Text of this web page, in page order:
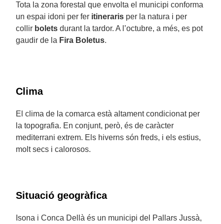
Tota la zona forestal que envolta el municipi conforma
un espai idoni per fer itineraris per la natura i per
collir bolets durant la tardor. A l’octubre, a més, es pot
gaudir de la Fira Boletus.
Clima
El clima de la comarca està altament condicionat per
la topografia. En conjunt, però, és de caràcter
mediterrani extrem. Els hiverns són freds, i els estius,
molt secs i calorosos.
Situació geogràfica
Isona i Conca Dellà és un municipi del Pallars Jussà,